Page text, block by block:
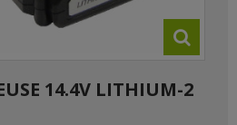
14.4V LITHIUM-2